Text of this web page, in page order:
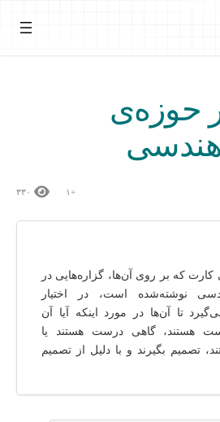
حوزه‌ی
+۱ ۳۳۰
کارت که بر روی آن‌ها، گزاره‌هایی در
نوشته‌شده است، در اختیار
تا آن‌ها در مورد اینکه آیا آن
هستند، گاهی درست هستند یا
تصمیم بگیرند و با دلیل از تصمیم